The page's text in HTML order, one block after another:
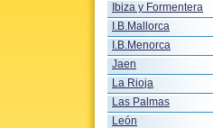
Ibiza y Formentera
I.B.Mallorca
I.B.Menorca
Jaen
La Rioja
Las Palmas
León